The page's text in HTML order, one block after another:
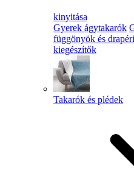
kinyitása
Gyerek ágytakarók
függönyök és
kiegészítők
Takarók és plédek